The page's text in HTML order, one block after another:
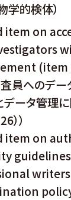
学的検体）
item on
(item
査員へのデ
データ管理
））
item on